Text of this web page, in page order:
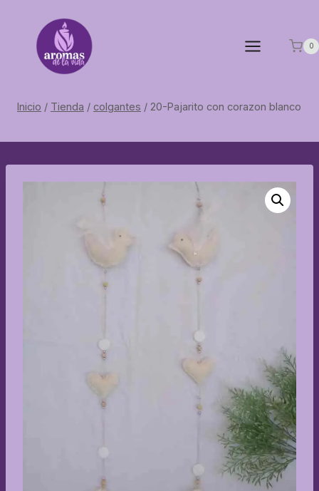
contenido
0
Inicio / Tienda / colgantes / 20-Pajarito con corazon blanco